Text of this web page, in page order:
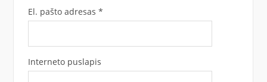
El. pašto adresas *
Interneto puslapis